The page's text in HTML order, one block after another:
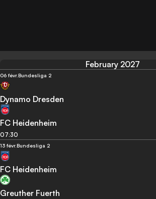
February 2027
06 févr.Bundesliga 2
Dynamo Dresden
FC Heidenheim
07:30
13 févr.Bundesliga 2
FC Heidenheim
Greuther Fuerth